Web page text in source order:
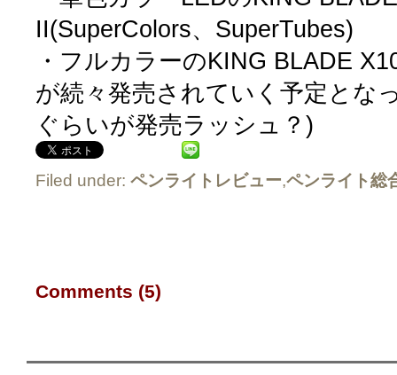
II(SuperColors、SuperTubes)
・フルカラーのKING BLADE
が続々発売されていく予定とな
ぐらいが発売ラッシュ？)
Filed under: ペンライトレビュー,ペンライト総
Comments (5)